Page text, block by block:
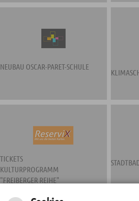
NEUBAU OSCAR-PARET-SCHULE
TICKETS
KULTURPROGRAMM
"FREIBERGER REIHE"